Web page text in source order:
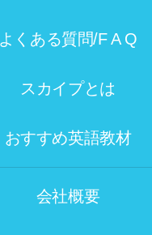
よくある質問/F A Q
スカイプとは
おすすめ英語教材
会社概要